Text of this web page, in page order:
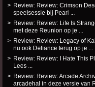
Review: Review: Crimson
speelsessie bij Pearl ...
Review: Review: Life Is
met deze Reunion op je ...
Review: Review: Legacy of
nu ook Defiance terug op je ...
Review: Review: I Hate This
Lees ...
Review: Review: Arcade
arcadehal in deze versie van